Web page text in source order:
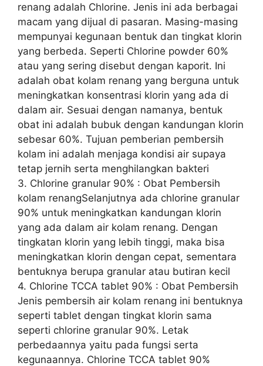
renang adalah Chlorine. Jenis ini ada berbagai
macam yang dijual di pasaran. Masing-masing
mempunyai kegunaan bentuk dan tingkat klorin
yang berbeda. Seperti Chlorine powder 60%
atau yang sering disebut dengan kaporit. Ini
adalah obat kolam renang yang berguna untuk
meningkatkan konsentrasi klorin yang ada di
dalam air. Sesuai dengan namanya, bentuk
obat ini adalah bubuk dengan kandungan klorin
sebesar 60%. Tujuan pemberian pembersih
kolam ini adalah menjaga kondisi air supaya
tetap jernih serta menghilangkan bakteri
3. Chlorine granular 90% : Obat Pembersih
kolam renangSelanjutnya ada chlorine granular
90% untuk meningkatkan kandungan klorin
yang ada dalam air kolam renang. Dengan
tingkatan klorin yang lebih tinggi, maka bisa
meningkatkan klorin dengan cepat, sementara
bentuknya berupa granular atau butiran kecil
4. Chlorine TCCA tablet 90% : Obat Pembersih
Jenis pembersih air kolam renang ini bentuknya
seperti tablet dengan tingkat klorin sama
seperti chlorine granular 90%. Letak
perbedaannya yaitu pada fungsi serta
kegunaannya. Chlorine TCCA tablet 90%